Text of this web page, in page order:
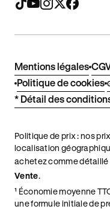
Mentions légales
Politique de cookies
* Détail des
Politique de prix : nos
localisation
achetez comme détaillé
Vente.
¹ Économie moyenne
une formule initiale de